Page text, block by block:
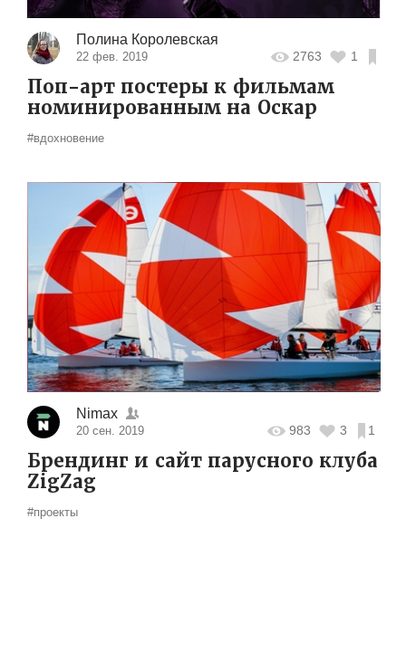
Полина Королевская
22 фев. 2019 2763 1
Поп-арт постеры к фильмам
номинированным на Оскар
#вдохновение
Nimax
20 сен. 2019 983 3 1
Брендинг и сайт парусного клуба
ZigZag
#проекты